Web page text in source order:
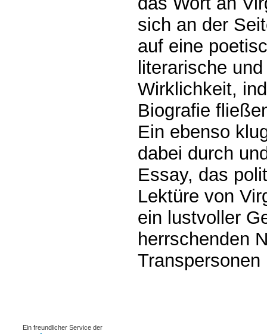
sich an der
auf eine
literarische
Wirklichkeit,
Biografie
Ein ebenso
dabei durch
Essay, das
Lektüre von
ein lustvoller
herrschenden
Ein freundlicher Service der